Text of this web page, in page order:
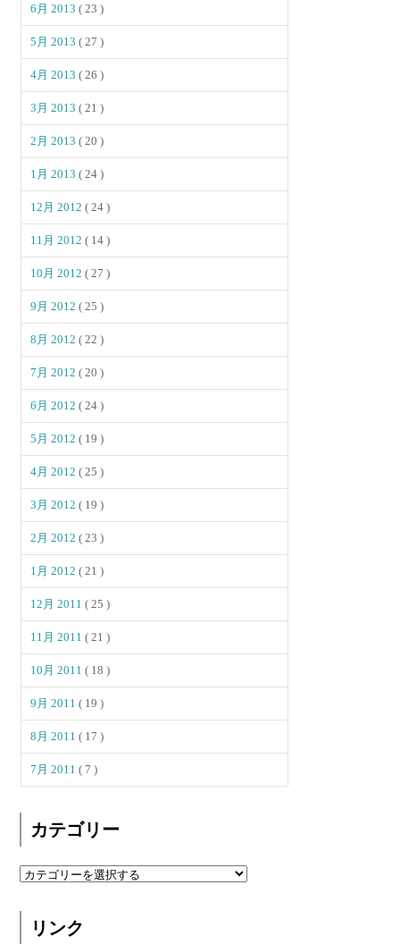
6月 2013( 23 )
5月 2013( 27 )
4月 2013( 26 )
3月 2013( 21 )
2月 2013( 20 )
1月 2013( 24 )
12月 2012( 24 )
11月 2012( 14 )
10月 2012( 27 )
9月 2012( 25 )
8月 2012( 22 )
7月 2012( 20 )
6月 2012( 24 )
5月 2012( 19 )
4月 2012( 25 )
3月 2012( 19 )
2月 2012( 23 )
1月 2012( 21 )
12月 2011( 25 )
11月 2011( 21 )
10月 2011( 18 )
9月 2011( 19 )
8月 2011( 17 )
7月 2011( 7 )
カテゴリー
リンク